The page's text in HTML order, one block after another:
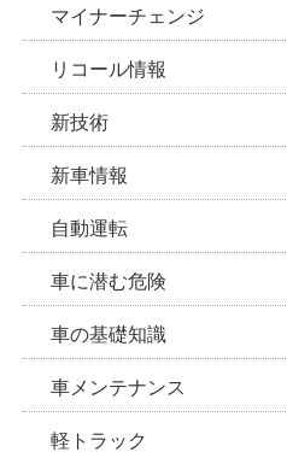
マイナーチェンジ
リコール情報
新技術
新車情報
自動運転
車に潜む危険
車の基礎知識
車メンテナンス
軽トラック